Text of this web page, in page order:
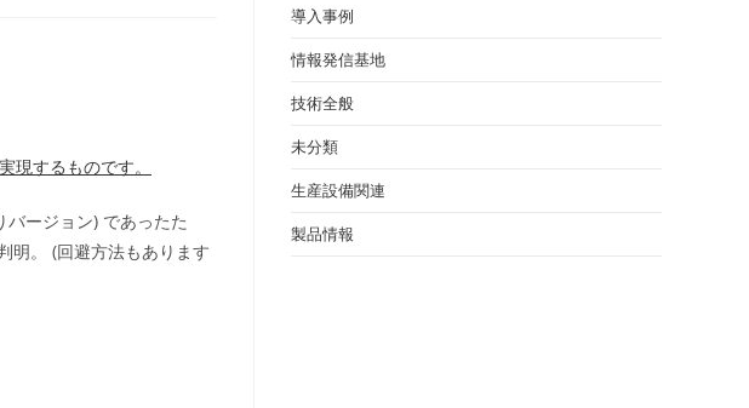
するものです。
ージョン) であったた
明。 (回避方法もあります
導入事例
情報発信基地
技術全般
未分類
生産設備関連
製品情報